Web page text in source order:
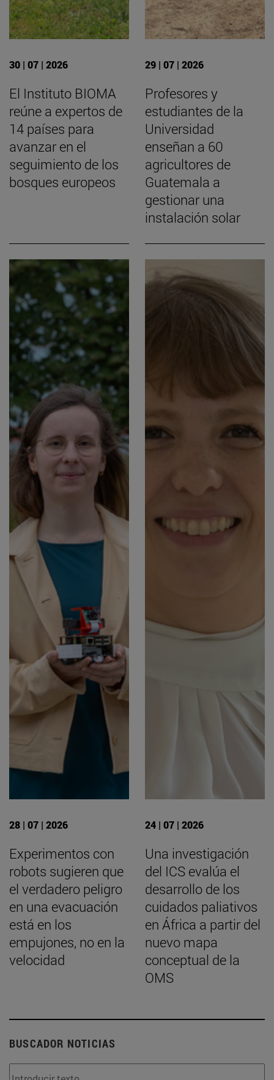
30 | 07 | 2026
El Instituto BIOMA
reúne a expertos de
14 países para
avanzar en el
seguimiento de los
bosques europeos
29 | 07 | 2026
Profesores y
estudiantes de la
Universidad
enseñan a 60
agricultores de
Guatemala a
gestionar una
instalación solar
28 | 07 | 2026
Experimentos con
robots sugieren que
el verdadero peligro
en una evacuación
está en los
empujones, no en la
velocidad
24 | 07 | 2026
Una investigación
del ICS evalúa el
desarrollo de los
cuidados paliativos
en África a partir del
nuevo mapa
conceptual de la
OMS
BUSCADOR NOTICIAS